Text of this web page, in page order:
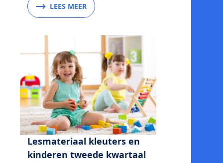
LEES MEER
Lesmateriaal kleuters en
kinderen tweede kwartaal